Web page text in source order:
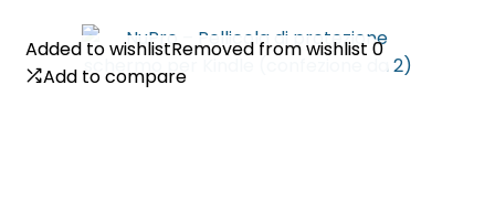
Added to wishlistRemoved from wishlist 0
Add to compare
Added to wishlistRemoved from wishlist 0
Add to compare